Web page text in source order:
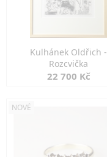
Kulhánek Oldřich -
Rozcvička
22 700 Kč
NOVÉ